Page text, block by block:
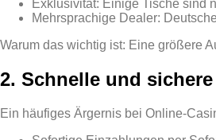
Exklusivität: Einige Tische sind
Mehrsprachige Dealer:
Warum das wichtig ist: Eine größere
2. Schnelle und
Ein häufiges Ärgernis bei